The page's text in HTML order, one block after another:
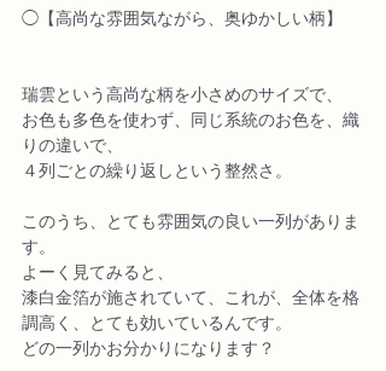
◯【高尚な雰囲気ながら、奥ゆかしい柄】
瑞雲という高尚な柄を小さめのサイズで、
お色も多色を使わず、同じ系統のお色を、織
りの違いで、
４列ごとの繰り返しという整然さ。
このうち、とても雰囲気の良い一列がありま
す。
よーく見てみると、
漆白金箔が施されていて、これが、全体を格
調高く、とても効いているんです。
どの一列かお分かりになります？